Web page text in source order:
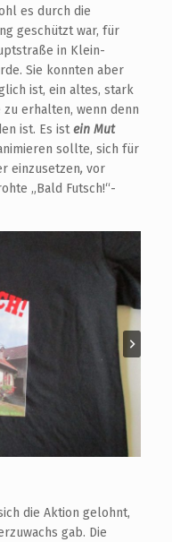
es durch die
geschützt war, für
in Klein-
Sie konnten aber
ist, ein altes, stark
erhalten, wenn denn
ist. Es istein Mut
sollte, sich für
einzusetzen, vor
„Bald Futsch!“-
die Aktion gelohnt,
gab. Die